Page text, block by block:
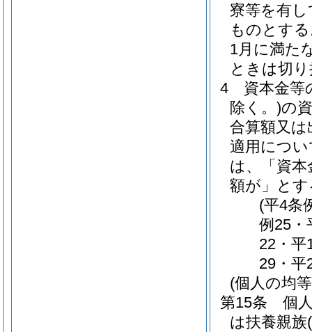
寮等を有
ものとす
1月に満た
ときは切
4
資本金等
除く。)の
合算額又
適用につ
は、「資
額が」とす
(平4条
例25・
22・平
29・平
(個人の均
第15条
個
は扶養親族